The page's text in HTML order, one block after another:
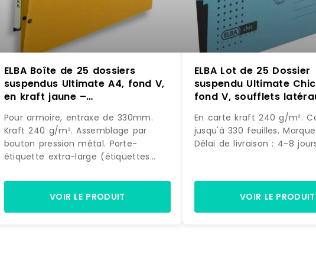
ELBA Boîte de 25 dossiers
suspendus Ultimate A4, fond V,
en kraft jaune –
Pour armoire, entraxe de 330mm.
Kraft 240 g/m². Assemblage par
bouton pression métal. Porte-
étiquette extra-large (étiquettes
Marque : ELBA Prix de livraison : 16.20
€ Délai de livraison : 1-3 jours ouvrés
VOIR LE PRODUIT
ELBA Lot de 25 Dossier
suspendu Ultimate
fond V, soufflets
carte coloris bleu –
4002030851559
En carte kraft 240 g/m².
jusqu'à 330 feuilles. Marque
Délai de livraison : 4-8
VOIR LE PRODUIT